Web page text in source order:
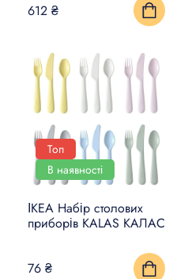
612 ₴
Топ
В наявності
ІКЕА Набір столових
приборів KALAS КАЛАС
76 ₴